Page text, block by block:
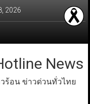
2026
News
ร้อน ข่าวด่วนทั่วไทย